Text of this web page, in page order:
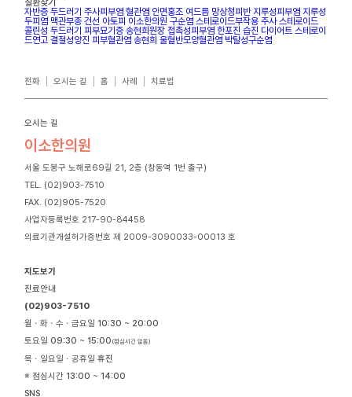
질환찾기
자반증 두드러기 주사피부염 혈관염 안면홍조 여드름 망상청피반 지루성피부염 지루성
두피염 맥관부종 건선 아토피 이소한의원 구순염 스테로이드부작용 주사 스테로이드
콜린성 두드러기 피부묘기증 송현희원장 접촉성피부염 한포진 습진 다이어트 스테로이
드연고 결절성양진 피부혈관염 송현희 울혈반모양혈관염 박탈성구순염
전화 오시는 길 홈 사례 치료법
오시는 길
이소한의원
서울 도봉구 노해로69길 21, 2층 (창동역 1번 출구)
TEL. (02)903-7510
FAX. (02)905-7520
사업자등록번호 217-90-84458
의료기관개설허가증번호 제 2009-3090033-00013 호
지도보기
진료안내
(02)903-7510
월ㆍ화ㆍ수ㆍ금요일10:30 ~ 20:00
토요일09:30 ~ 15:00 (점심시간 없음)
목ㆍ일요일ㆍ공휴일휴진
※ 점심시간13:00 ~ 14:00
SNS